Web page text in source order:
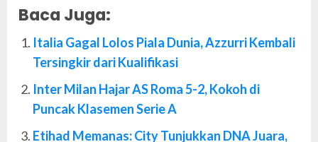
Baca Juga:
Italia Gagal Lolos Piala Dunia, Azzurri Kembali
Tersingkir dari Kualifikasi
Inter Milan Hajar AS Roma 5-2, Kokoh di
Puncak Klasemen Serie A
Etihad Memanas: City Tunjukkan DNA Juara,